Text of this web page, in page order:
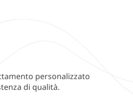
personalizzato
di qualità.